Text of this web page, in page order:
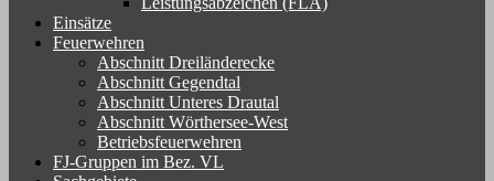
Einsätze
Feuerwehren
Abschnitt Dreiländerecke
Abschnitt Gegendtal
Abschnitt Unteres Drautal
Abschnitt Wörthersee-West
Betriebsfeuerwehren
FJ-Gruppen im Bez. VL